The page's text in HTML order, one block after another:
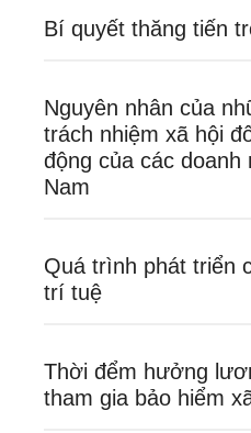
Bí quyết thăng tiến
Nguyên nhân của
trách nhiệm xã hội
động của các doanh
Nam
Quá trình phát triển
trí tuệ
Thời đểm hưởng
tham gia bảo hiểm